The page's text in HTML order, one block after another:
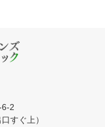
6-2
すぐ上）